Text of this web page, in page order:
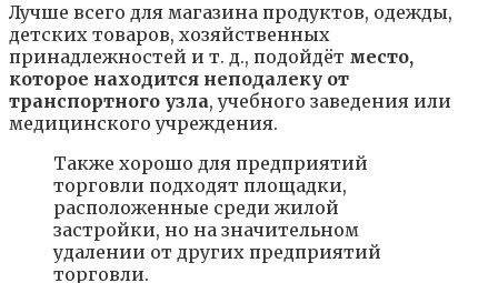
Лучше всего для магазина продуктов, одежды,
детских товаров, хозяйственных
принадлежностей и т. д., подойдёт место,
которое находится неподалеку от
транспортного узла, учебного заведения или
медицинского учреждения.
Также хорошо для предприятий
торговли подходят площадки,
расположенные среди жилой
застройки, но на значительном
удалении от других предприятий
торговли.